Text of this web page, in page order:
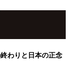
わりと日本の正念